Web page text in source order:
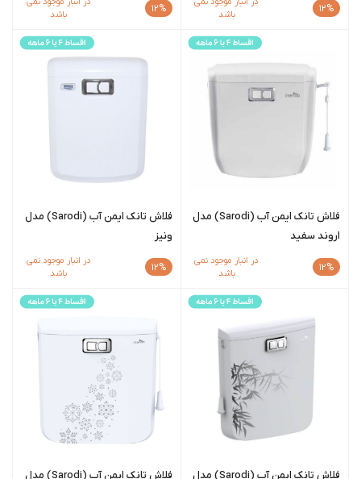
12%
باشد
12%
باشد
فلاش تانک ایمن آب (Sarodi) مدل
اروند سفید
12%
در انبار موجود نمی
باشد
فلاش تانک ایمن آب (Sarodi) مدل
ونیز
12%
در انبار موجود نمی
باشد
فلاش تانک ایمن آب (Sarodi) مدل
فلاش تانک ایمن آب (Sarodi) مدل